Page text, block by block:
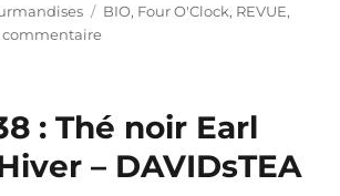
Étiquettes
BIO, Four O'Clock, REVUE,
commentairesur
Thé
Croustade
: Thé noir Earl
– DAVIDsTEA